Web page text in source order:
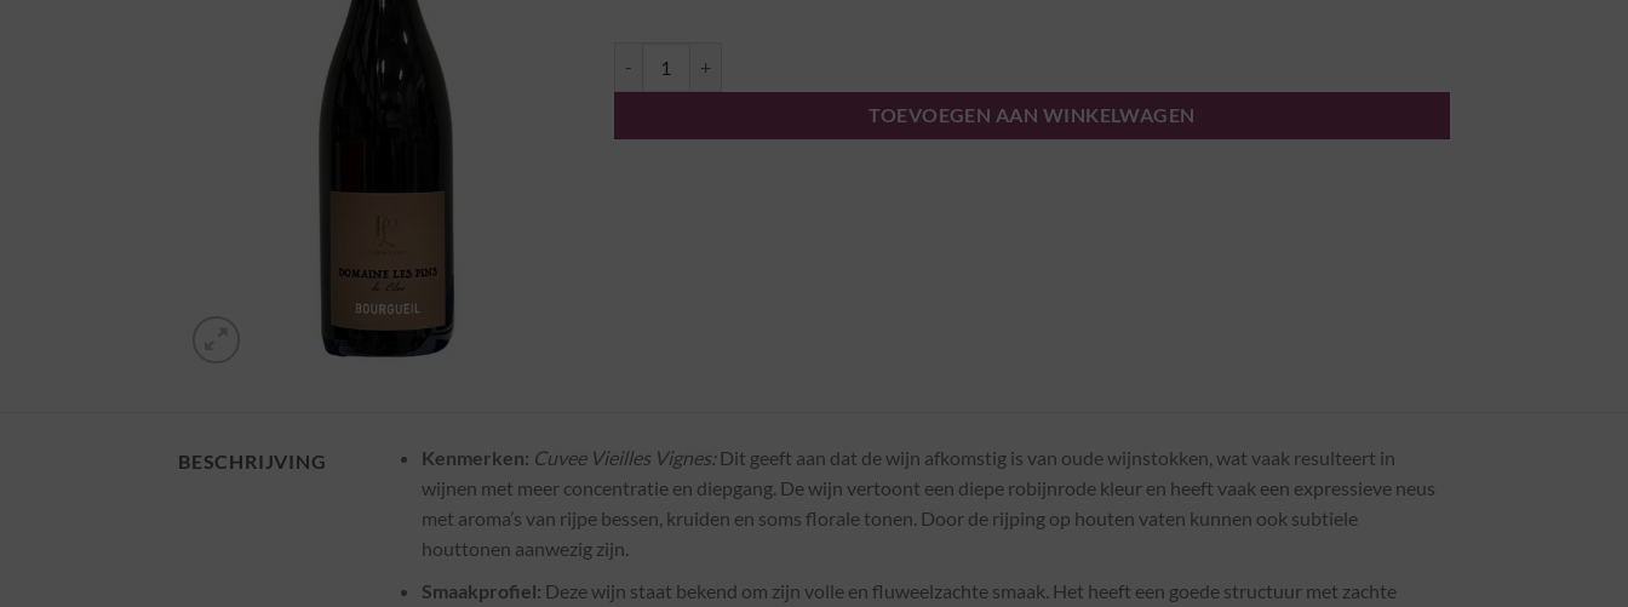
TOEVOEGEN AAN WINKELWAGEN
BESCHRIJVING Kenmerken: Cuvee Vieilles Vignes:Dit geeft aan dat de wijn afkomstig is van oude wijnstokken, wat vaak resulteert in
wijnen met meer concentratie en diepgang. De wijn vertoont een diepe robijnrode kleur en heeft vaak een expressieve neus
met aroma’s van rijpe bessen, kruiden en soms florale tonen. Door de rijping op houten vaten kunnen ook subtiele
houttonen aanwezig zijn.
Smaakprofiel: Deze wijn staat bekend om zijn volle en fluweelzachte smaak. Het heeft een goede structuur met zachte